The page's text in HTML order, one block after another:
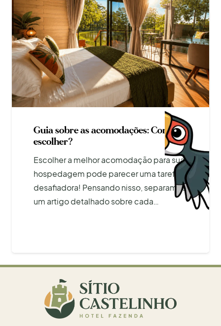
Guia sobre as acomodações: Como
escolher?
Escolher a melhor acomodação para sua
hospedagem pode parecer uma tarefa
desafiadora! Pensando nisso, separamos
um artigo detalhado sobre cada…